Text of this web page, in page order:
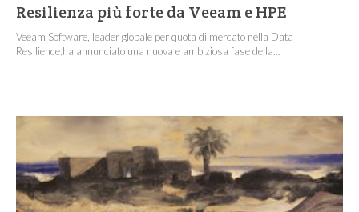
Resilienza più forte da Veeam e HPE
Veeam Software, leader globale per quota di mercato nella Data
Resilience,ha annunciato una nuova e ambiziosa fase della...